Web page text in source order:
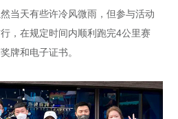
当天有些许冷风微雨，但参与活动
，在规定时间内顺利跑完4公里赛
牌和电子证书。